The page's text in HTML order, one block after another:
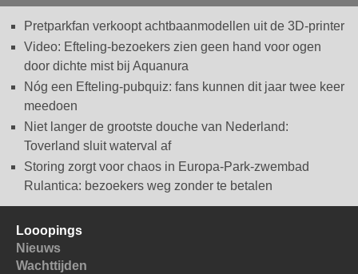
Pretparkfan verkoopt achtbaanmodellen uit de 3D-printer
Video: Efteling-bezoekers zien geen hand voor ogen
door dichte mist bij Aquanura
Nóg een Efteling-pubquiz: fans kunnen dit jaar twee keer
meedoen
Niet langer de grootste douche van Nederland:
Toverland sluit waterval af
Storing zorgt voor chaos in Europa-Park-zwembad
Rulantica: bezoekers weg zonder te betalen
Looopings
Nieuws
Wachttijden